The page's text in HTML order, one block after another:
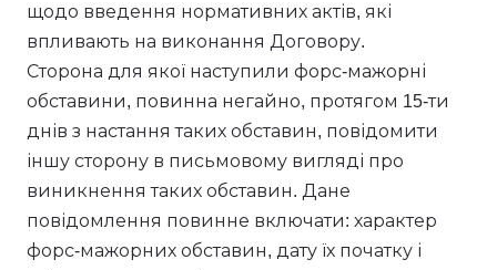
щодо введення нормативних актів, які
впливають на виконання Договору.
Сторона для якої наступили форс-мажорні
обставини, повинна негайно, протягом 15-ти
днів з настання таких обставин, повідомити
іншу сторону в письмовому вигляді про
виникнення таких обставин. Дане
повідомлення повинне включати: характер
форс-мажорних обставин, дату їх початку і